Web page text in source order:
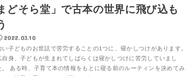
どそら堂」で古本の世界に飛び込も
2022.03.10
い子どものお世話で苦労することの1つに、寝かしつけがあります。
自身、子どもが生まれてしばらくは寝かしつけに苦労していまし
。 ある時、子育て本の情報をもとに寝る前のルーティンを決めてみ